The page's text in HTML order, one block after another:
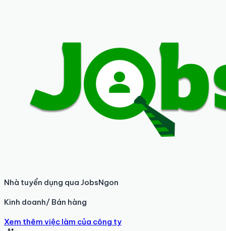
Nhà tuyển dụng qua JobsNgon
Kinh doanh/ Bán hàng
Xem thêm việc làm của công ty